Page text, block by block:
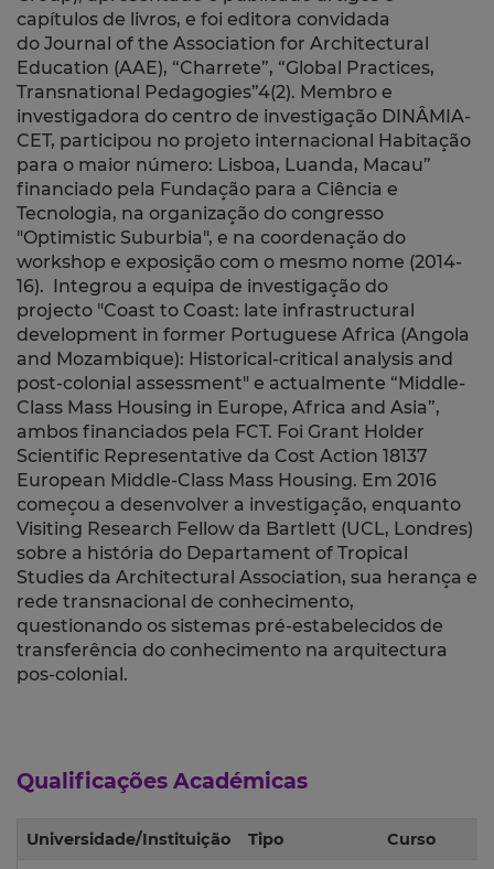
capítulos de livros, e foi editora convidada
do Journal of the Association for Architectural
Education (AAE), “Charrete”, “Global Practices,
Transnational Pedagogies”4(2). Membro e
investigadora do centro de investigação DINÂMIA-
CET, participou no projeto internacional Habitação
para o maior número: Lisboa, Luanda, Macau”
financiado pela Fundação para a Ciência e
Tecnologia, na organização do congresso
"Optimistic Suburbia", e na coordenação do
workshop e exposição com o mesmo nome (2014-
16). Integrou a equipa de investigação do
projecto "Coast to Coast: late infrastructural
development in former Portuguese Africa (Angola
and Mozambique): Historical-critical analysis and
post-colonial assessment" e actualmente “Middle-
Class Mass Housing in Europe, Africa and Asia”,
ambos financiados pela FCT. Foi Grant Holder
Scientific Representative da Cost Action 18137
European Middle-Class Mass Housing. Em 2016
começou a desenvolver a investigação, enquanto
Visiting Research Fellow da Bartlett (UCL, Londres)
sobre a história do Departament of Tropical
Studies da Architectural Association, sua herança e
rede transnacional de conhecimento,
questionando os sistemas pré-estabelecidos de
transferência do conhecimento na arquitectura
pos-colonial.
Qualificações Académicas
Universidade/Instituição Tipo Curso